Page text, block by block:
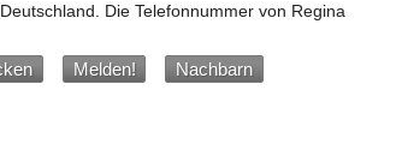
Deutschland. Die Telefonnummer von Regina
Melden!
Nachbarn